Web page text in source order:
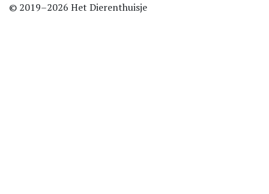
© 2019–2026 Het Dierenthuisje